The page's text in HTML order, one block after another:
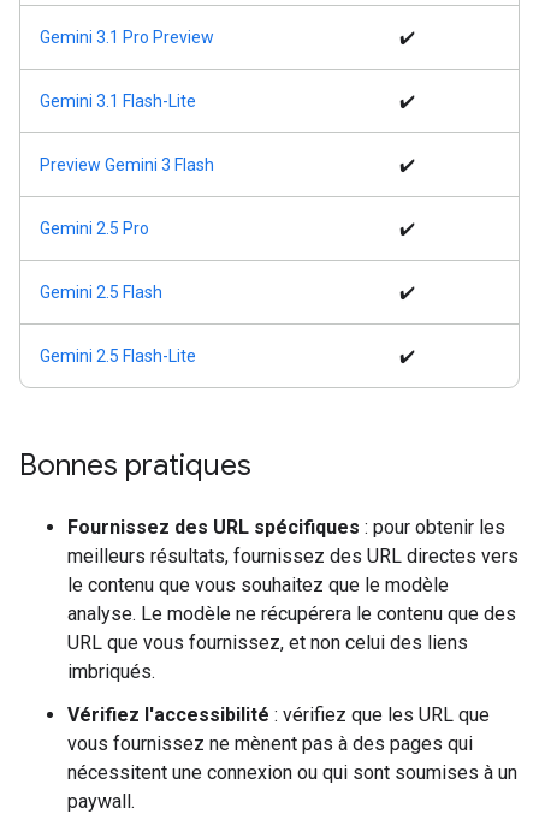
Gemini 3.1 Pro Preview ✔️
Gemini 3.1 Flash-Lite ✔️
Preview Gemini 3 Flash ✔️
Gemini 2.5 Pro ✔️
Gemini 2.5 Flash ✔️
Gemini 2.5 Flash-Lite ✔️
Bonnes pratiques
Fournissez des URL spécifiques : pour obtenir les
meilleurs résultats, fournissez des URL directes vers
le contenu que vous souhaitez que le modèle
analyse. Le modèle ne récupérera le contenu que des
URL que vous fournissez, et non celui des liens
imbriqués.
Vérifiez l'accessibilité : vérifiez que les URL que
vous fournissez ne mènent pas à des pages qui
nécessitent une connexion ou qui sont soumises à un
paywall.